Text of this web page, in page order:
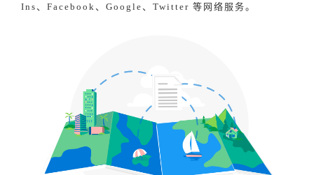
Ins、Facebook、Google、Twitter 等网络服务。